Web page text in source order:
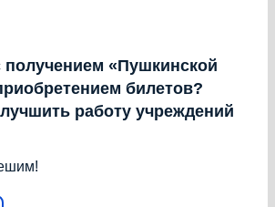
«Пушкинской
билетов?
работу учреждений